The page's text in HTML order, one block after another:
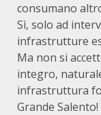
consumano
Sì, solo ad
infrastrutture
Ma non si
integro,
infrastruttura
Grande Salento!